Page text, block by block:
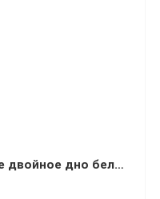
Бахилы 4 г полиэтиленовые двойное дно бело-голубые 26 мкм 50 пар